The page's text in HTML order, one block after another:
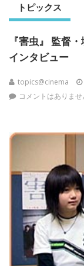
トピックス
『害虫』 監督
インタビュー
topics@cinema
コメントはありませ